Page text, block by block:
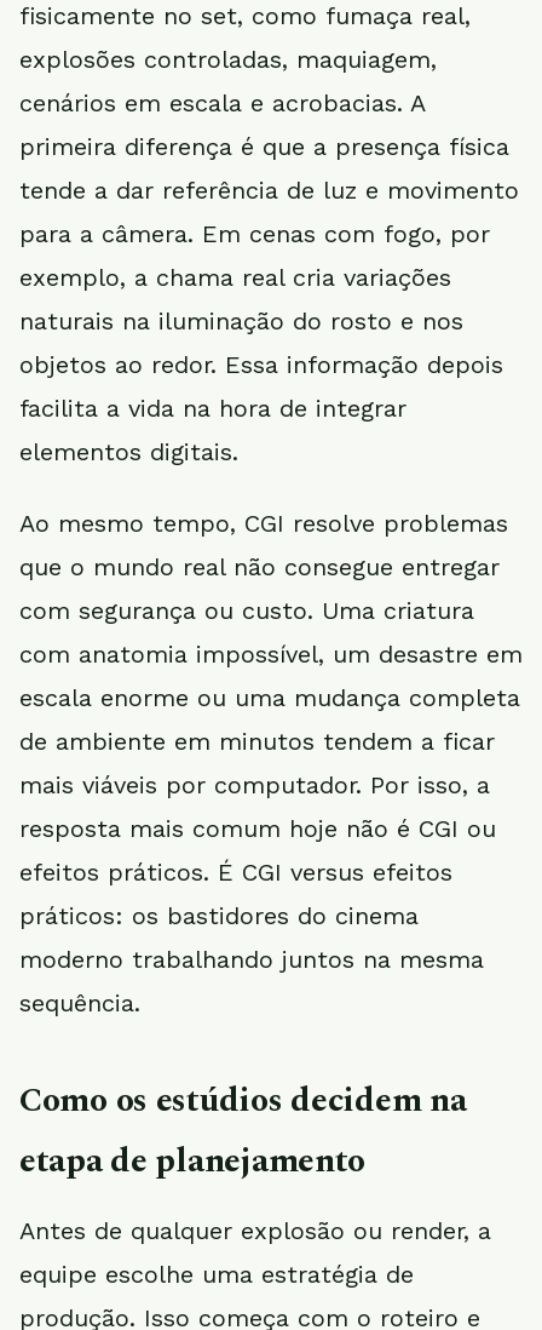
fisicamente no set, como fumaça real,
explosões controladas, maquiagem,
cenários em escala e acrobacias. A
primeira diferença é que a presença física
tende a dar referência de luz e movimento
para a câmera. Em cenas com fogo, por
exemplo, a chama real cria variações
naturais na iluminação do rosto e nos
objetos ao redor. Essa informação depois
facilita a vida na hora de integrar
elementos digitais.
Ao mesmo tempo, CGI resolve problemas
que o mundo real não consegue entregar
com segurança ou custo. Uma criatura
com anatomia impossível, um desastre em
escala enorme ou uma mudança completa
de ambiente em minutos tendem a ficar
mais viáveis por computador. Por isso, a
resposta mais comum hoje não é CGI ou
efeitos práticos. É CGI versus efeitos
práticos: os bastidores do cinema
moderno trabalhando juntos na mesma
sequência.
Como os estúdios decidem na
etapa de planejamento
Antes de qualquer explosão ou render, a
equipe escolhe uma estratégia de
produção. Isso começa com o roteiro e